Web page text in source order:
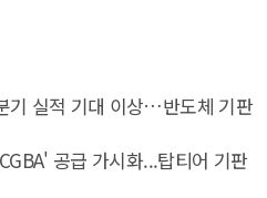
기 실적 기대 이상…반도체 기판
공급 가시화...탑티어 기판